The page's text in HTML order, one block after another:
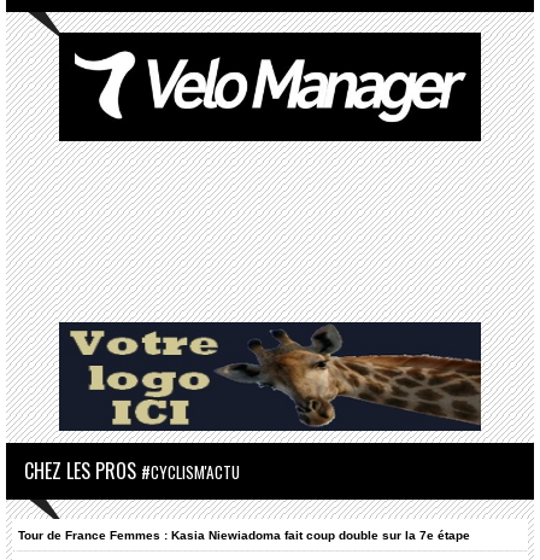
CHEZ LES PROS #CYCLISM'ACTU
Tour de France Femmes : Kasia Niewiadoma fait coup double sur la 7e étape